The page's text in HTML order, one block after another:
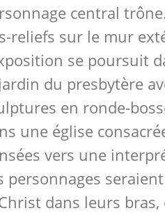
central
reliefs sur le mur
se poursuit
du presbytère
en ronde-
une église
vers une
personnages
dans leurs